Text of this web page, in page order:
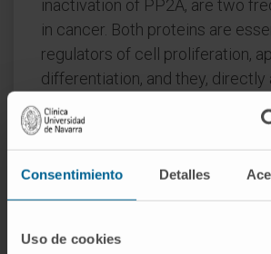
Consentimiento Detalles
Uso de cookies
inactivation of PP2A, are two
in cancer. Both proteins are
regulators of cell proliferation,
differentiation, and they, directly
regulate each other's activity.
cancer suggest that targeting
network is an achievable
clinic. Here, we focus on and
of MYC and PP2A in myeloid
CITA DEL ARTÍCULO